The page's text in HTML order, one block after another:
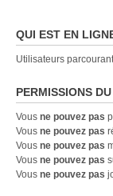
QUI EST EN
Utilisateurs
PERMISSIONS
Vous ne pouvez pas
Vous ne pouvez pas
Vous ne pouvez pas
Vous ne pouvez pas
Vous ne pouvez pas